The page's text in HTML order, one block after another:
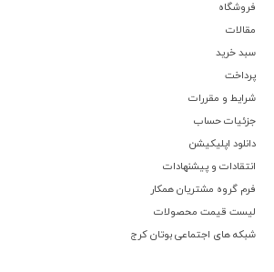
فروشگاه
مقالات
سبد خرید
پرداخت
شرایط و مقررات
جزئیات حساب
دانلود اپلیکیشن
انتقادات و پیشنهادات
فرم گروه مشتریان همکار
لیست قیمت محصولات
شبکه های اجتماعی بوتان کرج